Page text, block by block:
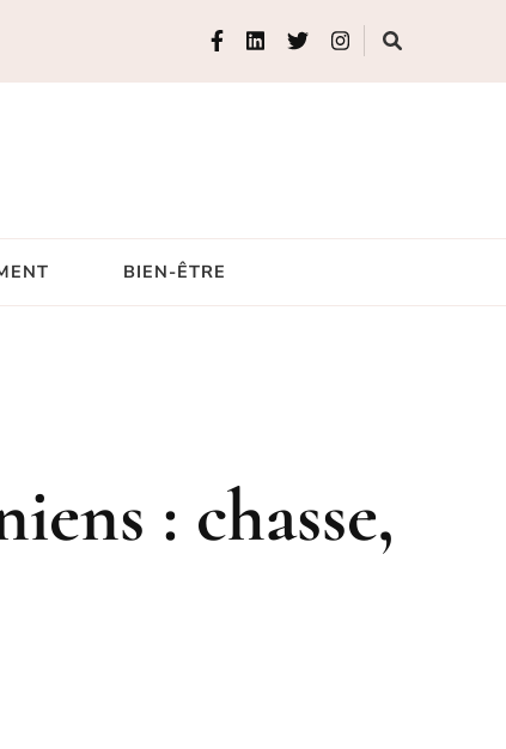
BIEN-ÊTRE
: chasse,